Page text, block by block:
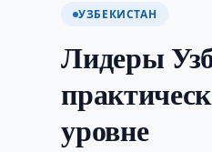
УЗБЕКИСТАН
Лидеры
уровне